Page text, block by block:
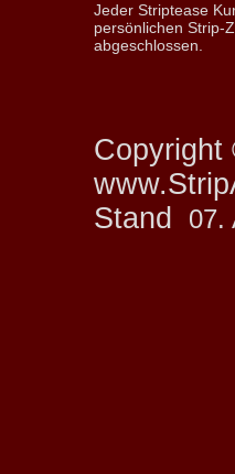
Jeder Striptease
persönlichen Strip-
abgeschlossen.
Stand
07.